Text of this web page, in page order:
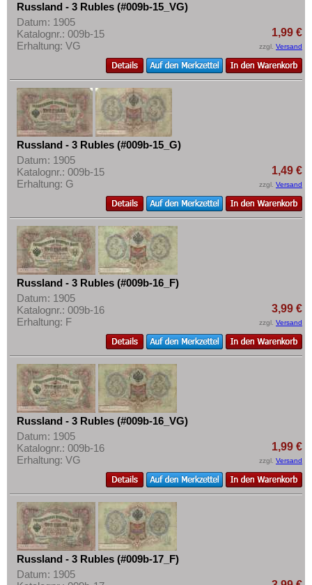
Russland - 3 Rubles (#009b-15_VG)
Datum: 1905
Katalognr.: 009b-15
Erhaltung: VG
1,99 €
zzgl. Versand
Russland - 3 Rubles (#009b-15_G)
Datum: 1905
Katalognr.: 009b-15
Erhaltung: G
1,49 €
zzgl. Versand
Russland - 3 Rubles (#009b-16_F)
Datum: 1905
Katalognr.: 009b-16
Erhaltung: F
3,99 €
zzgl. Versand
Russland - 3 Rubles (#009b-16_VG)
Datum: 1905
Katalognr.: 009b-16
Erhaltung: VG
1,99 €
zzgl. Versand
Russland - 3 Rubles (#009b-17_F)
Datum: 1905